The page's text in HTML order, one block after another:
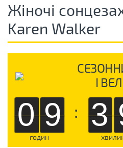
Жіночі
Karen Walker
І
09
годин
: